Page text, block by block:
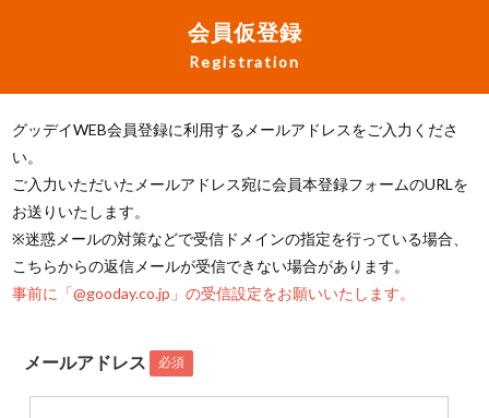
会員仮登録
Registration
グッデイWEB会員登録に利用するメールアドレスをご入力くださ
い。
ご入力いただいたメールアドレス宛に会員本登録フォームのURLを
お送りいたします。
※迷惑メールの対策などで受信ドメインの指定を行っている場合、
こちらからの返信メールが受信できない場合があります。
事前に「@gooday.co.jp」の受信設定をお願いいたします。
メールアドレス 必須